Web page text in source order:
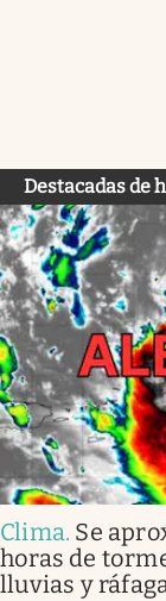
Destacadas de
Clima. Se
horas de
lluvias y